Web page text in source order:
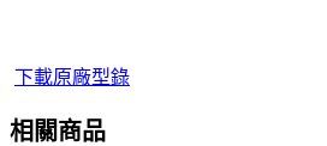
下載原廠型錄
相關商品